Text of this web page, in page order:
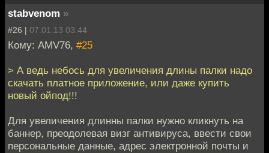
stabvenom »
#26 | 07.01.13 03:44
Кому: AMV76, #25
> А ведь небось для увеличения длины палки надо
скачать платное приложение, или даже купить
новый ойпод!!!
Для увеличения длинны палки нужно кликнуть на
баннер, преодолевая визг антивируса, ввести свои
персональные данные, адрес электронной почты и